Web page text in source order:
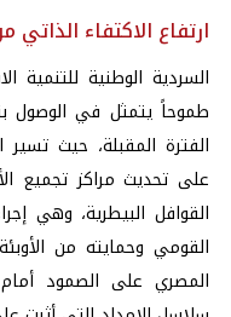
ارتفاع الاكتفاء الذاتي
​السردية الوطنية
الفترة المقبلة، حيث
على تحديث مراكز تجميع
القوافل البيطرية، وهي
القومي وحمايته من
المصري على الصمود أمام